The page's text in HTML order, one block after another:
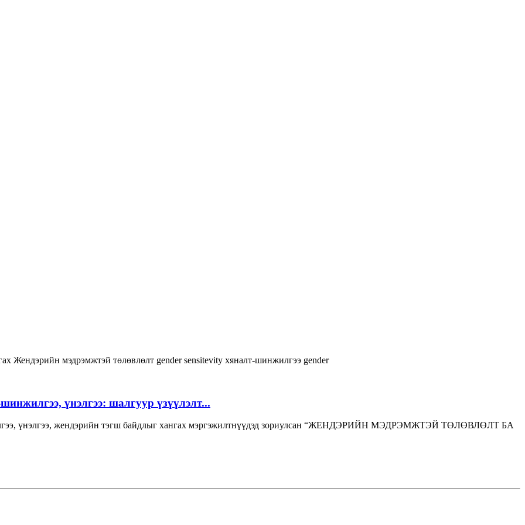
Жендэрийн мэдрэмжтэй төлөвлөлт gender sensitevity хяналт-шинжилгээ gender
үнэлгээ: шалгуур үзүүлэлт...
үнэлгээ, жендэрийн тэгш байдлыг хангах мэргэжилтнүүдэд зориулсан “ЖЕНДЭРИЙН МЭДРЭМЖТЭЙ ТӨЛӨВЛӨЛТ БА